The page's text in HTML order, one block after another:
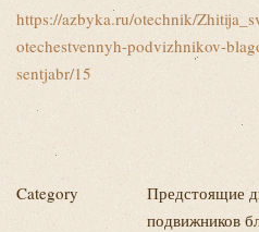
https://azbyka.ru/otechnik/
otechestvennyh-podvizhnikov-
sentjabr/15
Category
Предстоящие
подвижников